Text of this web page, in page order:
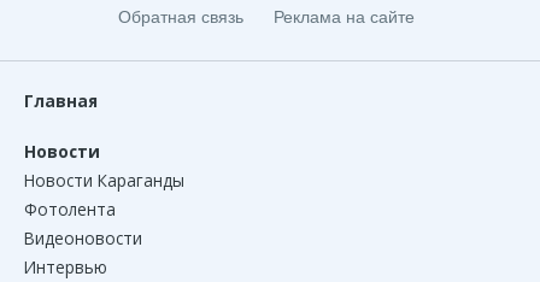
Обратная связь Реклама на сайте
Главная
Новости
Новости Караганды
Фотолента
Видеоновости
Интервью